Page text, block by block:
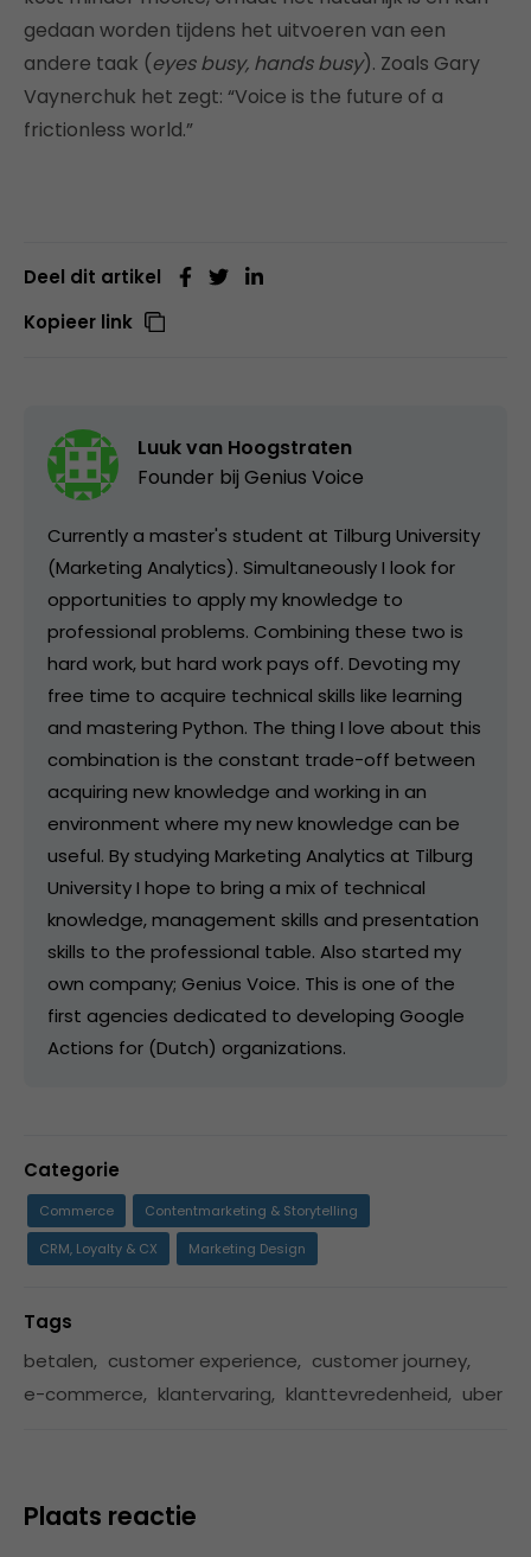
gedaan worden tijdens het uitvoeren van een
andere taak (eyes busy, hands busy). Zoals Gary
Vaynerchuk het zegt: “Voice is the future of a
frictionless world.”
Deel dit artikel
Kopieer link
Luuk van Hoogstraten
Founder bij Genius Voice
Currently a master's student at Tilburg University
(Marketing Analytics). Simultaneously I look for
opportunities to apply my knowledge to
professional problems. Combining these two is
hard work, but hard work pays off. Devoting my
free time to acquire technical skills like learning
and mastering Python. The thing I love about this
combination is the constant trade-off between
acquiring new knowledge and working in an
environment where my new knowledge can be
useful. By studying Marketing Analytics at Tilburg
University I hope to bring a mix of technical
knowledge, management skills and presentation
skills to the professional table. Also started my
own company; Genius Voice. This is one of the
first agencies dedicated to developing Google
Actions for (Dutch) organizations.
Categorie
Commerce
Contentmarketing & Storytelling
CRM, Loyalty & CX
Marketing Design
Tags
betalen, customer experience, customer journey,
e-commerce, klantervaring, klanttevredenheid, uber
Plaats reactie